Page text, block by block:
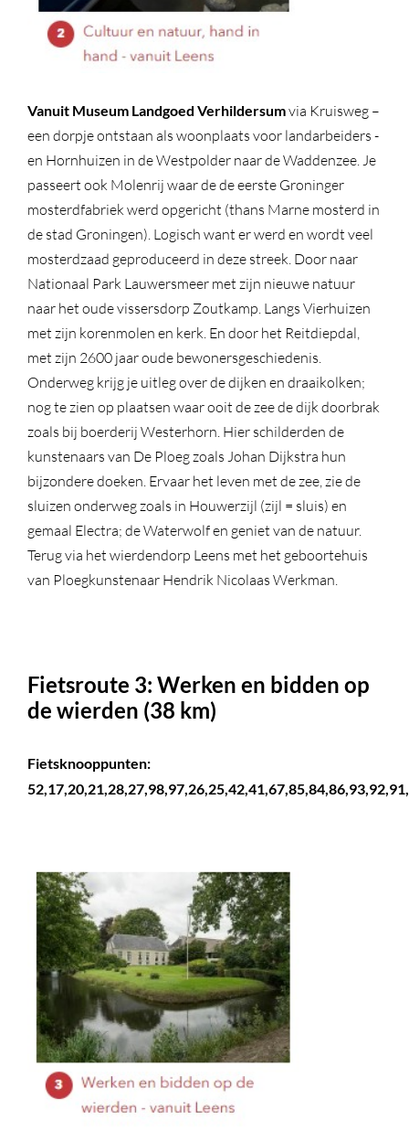
Vanuit Museum Landgoed Verhildersumvia Kruisweg –
een dorpje ontstaan als woonplaats voor landarbeiders -
en Hornhuizen in de Westpolder naar de Waddenzee. Je
passeert ook Molenrij waar de de eerste Groninger
mosterdfabriek werd opgericht (thans Marne mosterd in
de stad Groningen). Logisch want er werd en wordt veel
mosterdzaad geproduceerd in deze streek. Door naar
Nationaal Park Lauwersmeer met zijn nieuwe natuur
naar het oude vissersdorp Zoutkamp. Langs Vierhuizen
met zijn korenmolen en kerk. En door het Reitdiepdal,
met zijn 2600 jaar oude bewonersgeschiedenis.
Onderweg krijg je uitleg over de dijken en draaikolken;
nog te zien op plaatsen waar ooit de zee de dijk doorbrak
zoals bij boerderij Westerhorn. Hier schilderden de
kunstenaars van De Ploeg zoals Johan Dijkstra hun
bijzondere doeken. Ervaar het leven met de zee, zie de
sluizen onderweg zoals in Houwerzijl (zijl = sluis) en
gemaal Electra; de Waterwolf en geniet van de natuur.
Terug via het wierdendorp Leens met het geboortehuis
van Ploegkunstenaar Hendrik Nicolaas Werkman.
Fietsroute 3: Werken en bidden op
de wierden (38 km)
Fietsknooppunten: